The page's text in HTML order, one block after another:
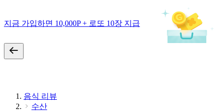
지금 가입하면 10,000P + 로또 10장 지급
음식 리뷰
수산